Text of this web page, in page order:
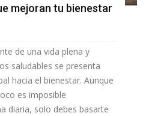
mejoran tu bienestar
de una vida plena y
saludables se presenta
hacia el bienestar. Aunque
es imposible
diaria, solo debes basarte